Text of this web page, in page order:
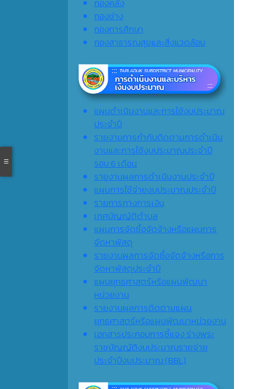
กองคลัง
กองช่าง
กองการศึกษา
กองสาธารณสุขและสิ่งแวดล้อม
แผนดำเนินงานและการใช้งบประมาณ
ประจำปี
รายงานการกำกับติดตามการดำเนิน
งานและการใช้งบประมาณประจำปี
รอบ 6 เดือน
รายงานผลการดำเนินงานประจำปี
แผนการใช้จ่ายงบประมาณประจำปี
รายการทางการเงิน
เทศบัญญัติตำบล
แผนการจัดซื้อจัดจ้างหรือแผนการ
จัดหาพัสดุ
รายงานผลการจัดซื้อจัดจ้างหรือการ
จัดหาพัสดุประจำปี
แผนยุทธศาสตร์หรือแผนพัฒนา
หน่วยงาน
รายงานผลการติดตามแผน
ยุทธศาสตร์หรือแผนพัฒนาหน่วยงาน
เอกสารประกอบการชี้แจง ร่างพระ
ราชบัญญัติงบประมาณรายจ่าย
ประจำปีงบประมาณ (ฺBBL)